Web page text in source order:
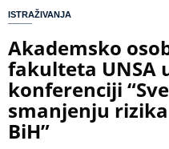
ISTRAŽIVANJA
Akademsko
fakulteta UNSA
konferenciji
smanjenju
BiH”